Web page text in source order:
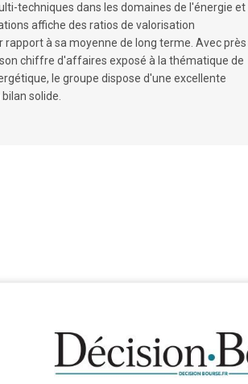
techniques dans les domaines de l'énergie et
affiche des ratios de valorisation
rapport à sa moyenne de long terme. Avec près
chiffre d'affaires exposé à la thématique de
le groupe dispose d'une excellente
solide.